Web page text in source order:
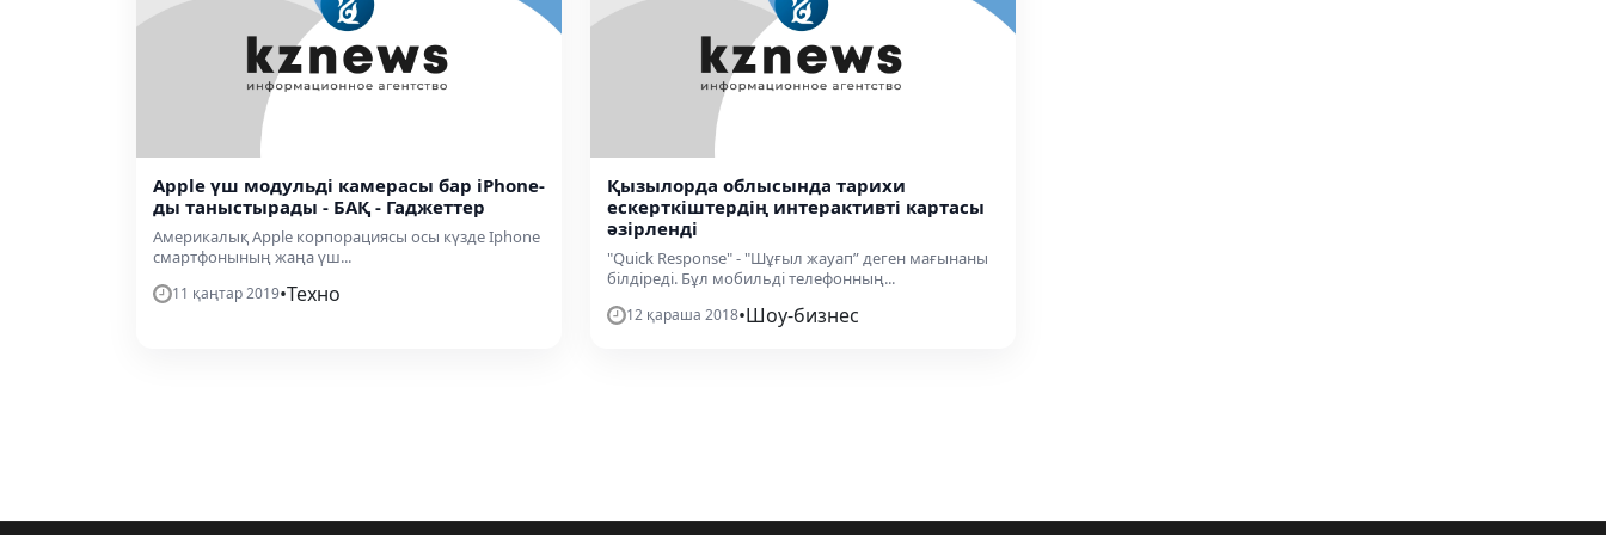
Apple үш модульді камерасы бар iPhone-
ды таныстырады - БАҚ - Гаджеттер
Америкалық Apple корпорациясы осы күзде Iphone
смартфонының жаңа үш...
11 қаңтар 2019•Техно
Қызылорда облысында тарихи
ескерткіштердің интерактивті картасы
әзірленді
"Quick Response" - "Шұғыл жауап” деген мағынаны
білдіреді. Бұл мобильді телефонның...
12 қараша 2018•Шоу-бизнес